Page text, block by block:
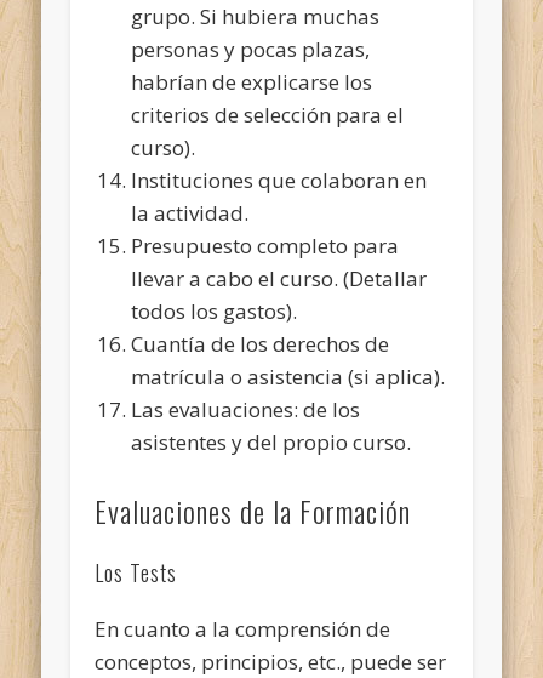
grupo. Si hubiera muchas
personas y pocas plazas,
habrían de explicarse los
criterios de selección para el
curso).
Instituciones que colaboran en
la actividad.
Presupuesto completo para
llevar a cabo el curso. (Detallar
todos los gastos).
Cuantía de los derechos de
matrícula o asistencia (si aplica).
Las evaluaciones: de los
asistentes y del propio curso.
Evaluaciones de la Formación
Los Tests
En cuanto a la comprensión de
conceptos, principios, etc., puede ser